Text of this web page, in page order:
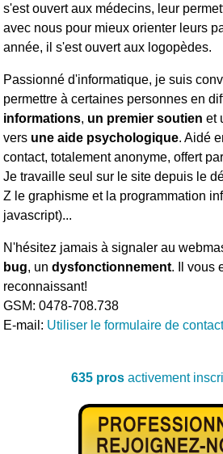
s'est ouvert aux médecins, leur
avec nous pour mieux orienter leurs
année, il s'est ouvert aux logopèdes.
Passionné d'informatique, je suis
permettre à certaines personnes en
informations, un premier soutien et
vers une aide psychologique. Aidé
contact, totalement anonyme, offert
Je travaille seul sur le site depuis le
Z le graphisme et la programmation
javascript)...
N'hésitez jamais à signaler au
bug, undysfonctionnement. Il vous
reconnaissant!
GSM: 0478-708.738
E-mail: Utiliser le formulaire de
635 prosactivement